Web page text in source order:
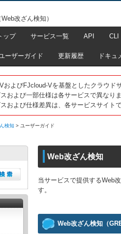
改ざん検知）
ップ サービス一覧 API CLI
ーザーガイド 更新履歴 ドキュ
およびFJcloud-Vを基盤としたクラウド
および一部仕様は各サービスで異なり
および仕様差異は、各サービスサイト
検知 > ユーザーガイド
Web改ざん検知
当サービスで提供するWeb
す。
Web改ざん検知（